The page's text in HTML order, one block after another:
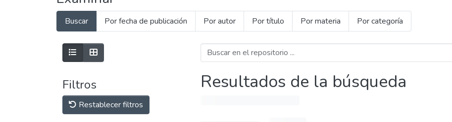
Buscar Por fecha de publicación Por autor Por título Por materia Por categoría
Filtros
Restablecer filtros
Resultados de la búsqueda